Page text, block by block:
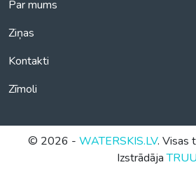
Par mums
Ziņas
Kontakti
Zīmoli
© 2026 - WATERSKIS.LV. Visas
IzstrādājaTRUU